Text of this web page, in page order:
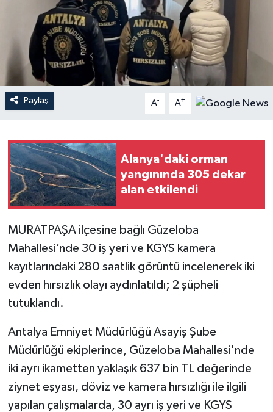
Paylaş A- A+
Alanya'daki orman
yangınında 305 dekar
alan etkilendi
MURATPAŞA ilçesine bağlı Güzeloba
Mahallesi’nde 30 iş yeri ve KGYS kamera
kayıtlarındaki 280 saatlik görüntü incelenerek iki
evden hırsızlık olayı aydınlatıldı; 2 şüpheli
tutuklandı.
Antalya Emniyet Müdürlüğü Asayiş Şube
Müdürlüğü ekiplerince, Güzeloba Mahallesi'nde
iki ayrı ikametten yaklaşık 637 bin TL değerinde
ziynet eşyası, döviz ve kamera hırsızlığı ile ilgili
yapılan çalışmalarda, 30 ayrı iş yeri ve KGYS
Haberler
KANALV Spor
Kültür Sanat
Öğle Bülteni
Sağlık
Siyaset
Spor
Teknoloji
Televizyon
Turizm
Yaşam